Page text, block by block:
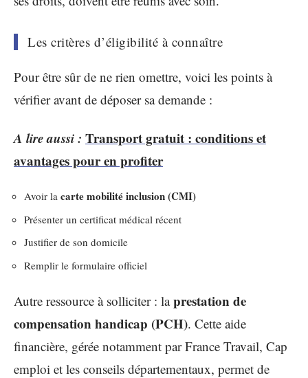
Les critères d’éligibilité à connaître
Pour être sûr de ne rien omettre, voici les points à
vérifier avant de déposer sa demande :
A lire aussi : Transport gratuit : conditions et
avantages pour en profiter
Avoir la carte mobilité inclusion (CMI)
Présenter un certificat médical récent
Justifier de son domicile
Remplir le formulaire officiel
Autre ressource à solliciter : laprestation de
compensation handicap (PCH). Cette aide
financière, gérée notamment par France Travail, Cap
emploi et les conseils départementaux, permet de